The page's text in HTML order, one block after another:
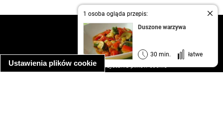
Ustawienia plików cookie
1 osoba ogląda przepis:
Duszone warzywa
30 min. łatwe
kontakt
regulamin
informacja o prywatności
informacja o wykorzystaniu plików cookie